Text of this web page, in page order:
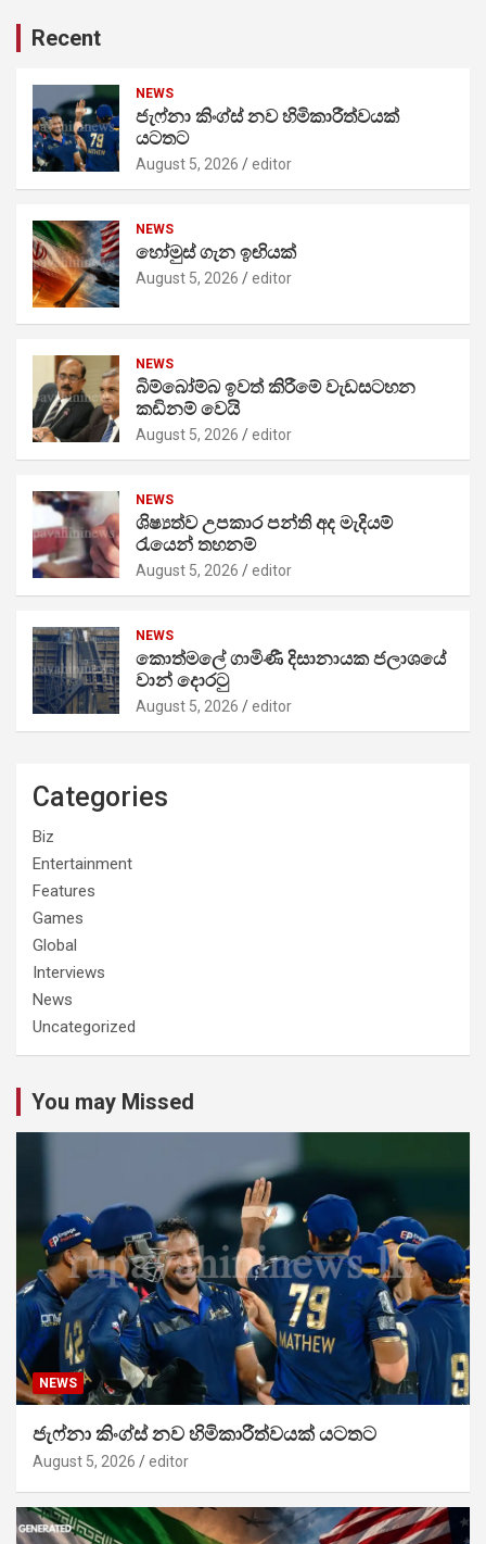
Recent
NEWS
ජැෆ්නා කිංග්ස් නව හිමිකාරීත්වයක්
යටතට
August 5, 2026 editor
NEWS
හෝමුස් ගැන ඉඟියක්
August 5, 2026 editor
NEWS
බිම්බෝම්බ ඉවත් කිරීමේ වැඩසටහන
කඩිනම් වෙයි
August 5, 2026 editor
NEWS
ශිෂ්‍යත්ව උපකාර පන්ති අද මැදියම්
රැයෙන් තහනම්
August 5, 2026 editor
NEWS
කොත්මලේ ගාමිණී දිසානායක ජලාශයේ
වාන් දොරටු
August 5, 2026 editor
Categories
Biz
Entertainment
Features
Games
Global
Interviews
News
Uncategorized
You may Missed
NEWS
ජැෆ්නා කිංග්ස් නව හිමිකාරීත්වයක් යටතට
August 5, 2026 editor